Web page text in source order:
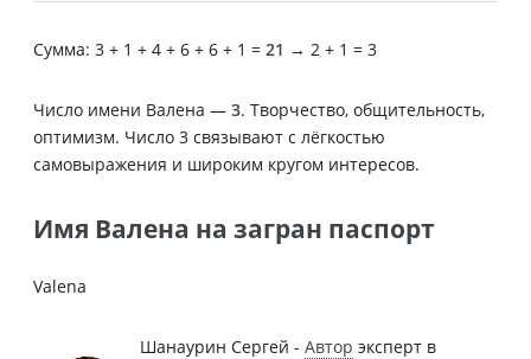
Сумма: 3 + 1 + 4 + 6 + 6 + 1 = 21 → 2 + 1 = 3
Число имени Валена — 3. Творчество, общительность,
оптимизм. Число 3 связывают с лёгкостью
самовыражения и широким кругом интересов.
Имя Валена на загран паспорт
Valena
Шанаурин Сергей - Автор эксперт в